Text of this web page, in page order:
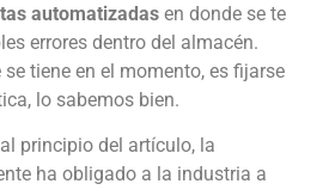
automatizadas en donde se te
errores dentro del almacén.
tiene en el momento, es fijarse
lo sabemos bien.
principio del artículo, la
ha obligado a la industria a